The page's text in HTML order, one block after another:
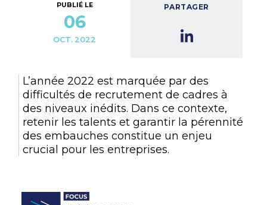
PUBLIÉ LE
06
OCT. 2022
PARTAGER
L’année 2022 est marquée par des
difficultés de recrutement de cadres à
des niveaux inédits. Dans ce contexte,
retenir les talents et garantir la pérennité
des embauches constitue un enjeu
crucial pour les entreprises.